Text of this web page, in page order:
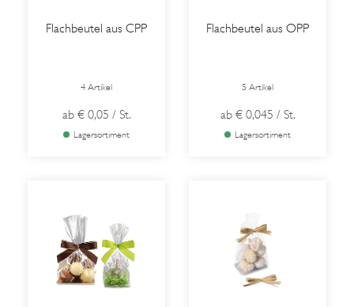
Flachbeutel aus CPP
4 Artikel
ab € 0,05 / St.
Lagersortiment
Flachbeutel aus OPP
5 Artikel
ab € 0,045 / St.
Lagersortiment